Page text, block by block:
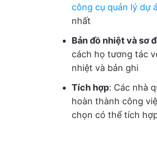
công cụ quản lý dự
nhất
Bản đồ nhiệt và sơ
cách họ tương tác
nhiệt và bản ghi
Tích hợp: Các nhà
hoàn thành công
chọn có thể tích